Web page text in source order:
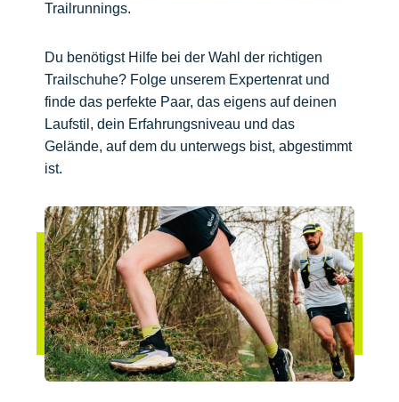
Trailrunnings.
Du benötigst Hilfe bei der Wahl der richtigen
Trailschuhe? Folge unserem Expertenrat und
finde das perfekte Paar, das eigens auf deinen
Laufstil, dein Erfahrungsniveau und das
Gelände, auf dem du unterwegs bist, abgestimmt
ist.